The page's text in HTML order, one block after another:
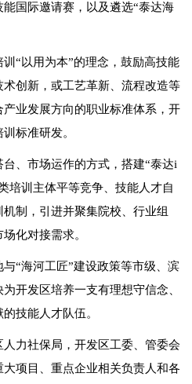
国际邀请赛，以及遴选“泰达海
“以用为本”的理念，鼓励高技能
创新，或工艺革新、流程改造等
业发展方向的职业标准体系，开
标准研发。
、市场运作的方式，搭建“泰达i
培训主体平等竞争、技能人才自
制，引进并聚集院校、行业组
化对接需求。
“海河工匠”建设政策等市级、滨
开发区培养一支有理想守信念、
技能人才队伍。
力社保局，开发区工委、管委会
项目、重点企业相关负责人和各